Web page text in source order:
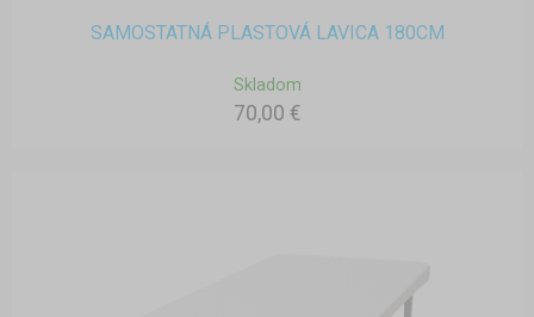
SAMOSTATNÁ PLASTOVÁ LAVICA 180CM
Skladom
70,00 €